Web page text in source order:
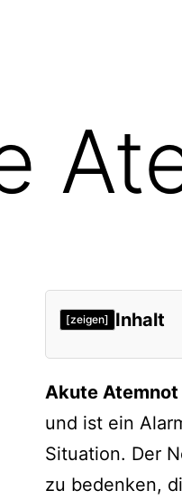
[zeigen] Inhalt
Akute Atemnot
und ist ein
Situation. Der
zu bedenken,